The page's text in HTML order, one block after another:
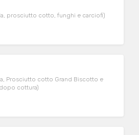
prosciutto cotto, funghi e carciofi)
cottura)